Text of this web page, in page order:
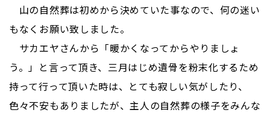
山の自然葬は初めから決めていた事なので、何の迷い
もなくお願い致しました。
サカエヤさんから「暖かくなってからやりましょ
う。」と言って頂き、三月はじめ遺骨を粉末化するため
持って行って頂いた時は、とても寂しい気がしたり、
色々不安もありましたが、主人の自然葬の様子をみんな